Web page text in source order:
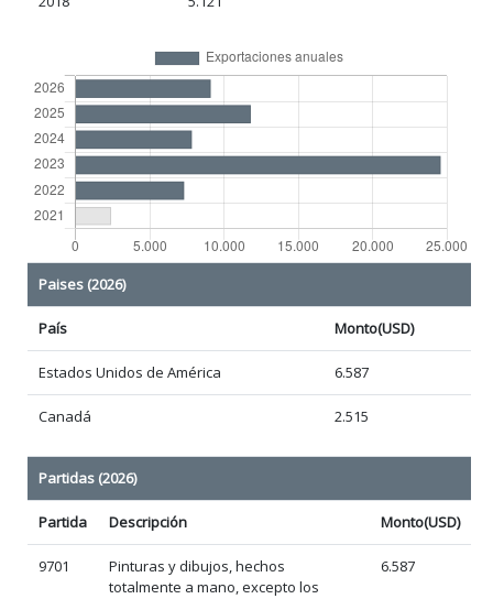
Paises (2026)
País Monto(USD)
Estados Unidos de América 6.587
Canadá 2.515
Partidas (2026)
Partida Descripción Monto(USD)
9701
Pinturas y dibujos, hechos
totalmente a mano, excepto los
6.587